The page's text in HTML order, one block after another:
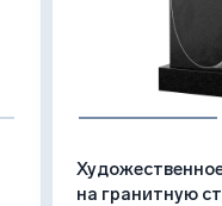
на гранитную